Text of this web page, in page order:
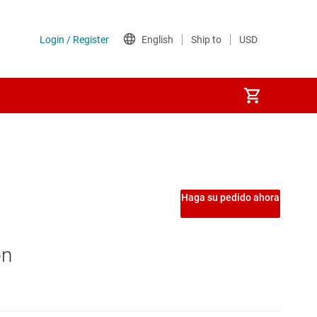
Haga su pedido ahora